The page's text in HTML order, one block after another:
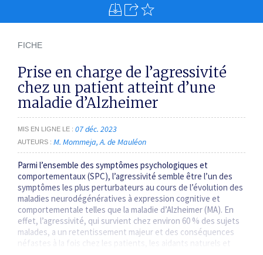
FICHE
Prise en charge de l’agressivité
chez un patient atteint d’une
maladie d’Alzheimer
MIS EN LIGNE LE 07 déc. 2023
AUTEURS M. Mommeja A. de Mauléon
Parmi l’ensemble des symptômes psychologiques et
comportementaux (SPC), l’agressivité semble être l’un des
symptômes les plus perturbateurs au cours de l’évolution des
maladies neurodégénératives à expression cognitive et
comportementale telles que la maladie d’Alzheimer (MA). En
effet, l’agressivité, qui survient chez environ 60 % des sujets
malades, a un retentissement majeur et des conséquences
néfastes à la fois chez les patients, les aidants naturels et